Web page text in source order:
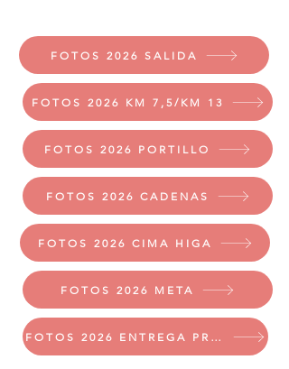
FOTOS 2026 SALIDA
FOTOS 2026 KM 7,5/KM 13
FOTOS 2026 PORTILLO
FOTOS 2026 CADENAS
FOTOS 2026 CIMA HIGA
FOTOS 2026 META
FOTOS 2026 ENTREGA PREMIOS